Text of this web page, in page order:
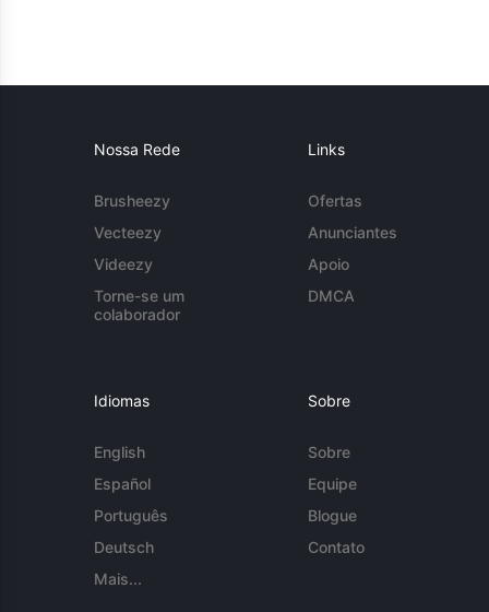
Nossa Rede
Brusheezy
Vecteezy
Videezy
Torne-se um
colaborador
Links
Ofertas
Anunciantes
Apoio
DMCA
Idiomas
English
Español
Português
Deutsch
Mais...
Sobre
Sobre
Equipe
Blogue
Contato